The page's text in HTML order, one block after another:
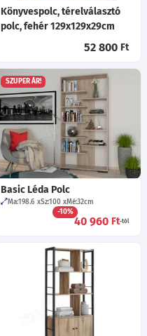
Könyvespolc, térelválasztó
polc, fehér 129x129x29cm
52 800 Ft
SZUPER ÁR!
Basic Léda Polc
Ma:198.6 Sz:100 Mé:32cm
-10%
40 960 Ft-tól